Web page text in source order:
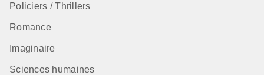
Policiers / Thrillers
Romance
Imaginaire
Sciences humaines